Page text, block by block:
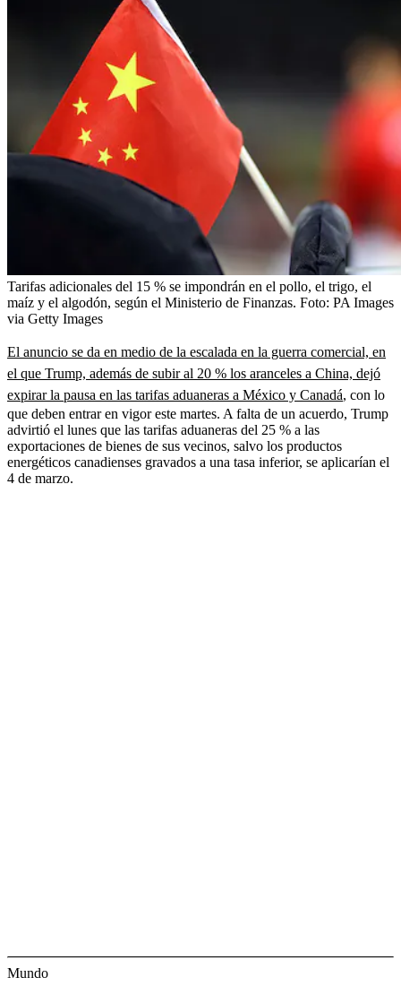
Tarifas adicionales del 15 % se impondrán en el pollo, el trigo, el
maíz y el algodón, según el Ministerio de Finanzas. Foto: PA Images
via Getty Images
El anuncio se da en medio de la escalada en la guerra comercial, en
el que Trump, además de subir al 20 % los aranceles a China, dejó
expirar la pausa en las tarifas aduaneras a México y Canadá, con lo
que deben entrar en vigor este martes. A falta de un acuerdo, Trump
advirtió el lunes que las tarifas aduaneras del 25 % a las
exportaciones de bienes de sus vecinos, salvo los productos
energéticos canadienses gravados a una tasa inferior, se aplicarían el
4 de marzo.
Mundo